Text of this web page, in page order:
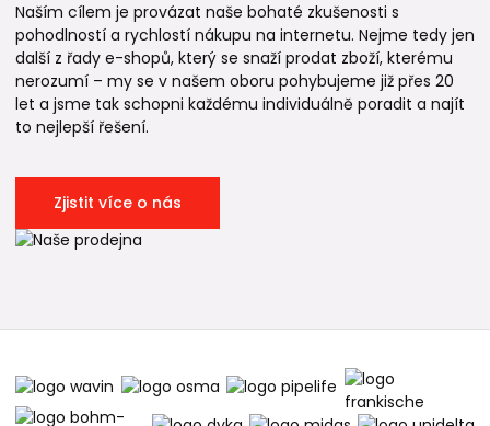
Naším cílem je provázat naše bohaté zkušenosti s
pohodlností a rychlostí nákupu na internetu. Nejme tedy jen
další z řady e-shopů, který se snaží prodat zboží, kterému
nerozumí – my se v našem oboru pohybujeme již přes 20
let a jsme tak schopni každému individuálně poradit a najít
to nejlepší řešení.
Zjistit více o nás